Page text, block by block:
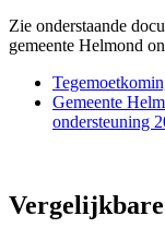
Zie onderstaande
gemeente Helmond
Gemeente
ondersteuning